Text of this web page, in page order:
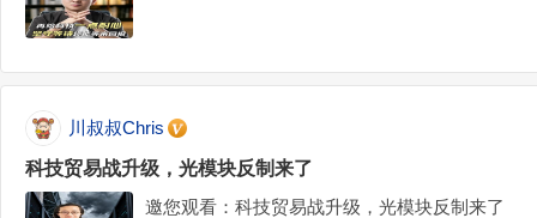
川叔叔Chris
科技贸易战升级，光模块反制来了
邀您观看：科技贸易战升级，光模块反制来了